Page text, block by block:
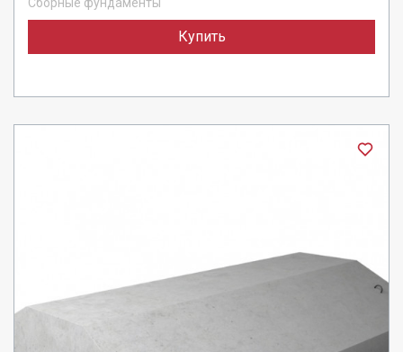
Сборные фундаменты
Купить